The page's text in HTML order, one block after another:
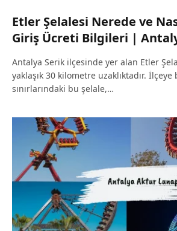
Etler Şelalesi Nerede ve
Giriş Ücreti Bilgileri |
Antalya Serik ilçesinde yer alan Etler
yaklaşık 30 kilometre uzaklıktadır.
sınırlarındaki bu şelale,…